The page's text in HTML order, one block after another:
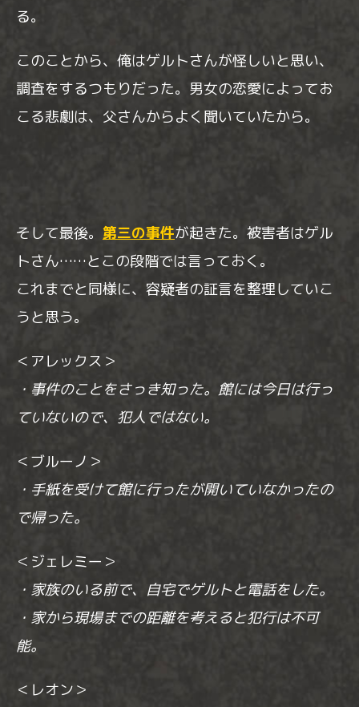
る。
このことから、俺はゲルトさんが怪しいと思い、
調査をするつもりだった。男女の恋愛によってお
こる悲劇は、父さんからよく聞いていたから。
そして最後。 第三の事件が起きた。被害者はゲル
トさん……とこの段階では言っておく。
これまでと同様に、容疑者の証言を整理していこ
うと思う。
＜アレックス＞
・事件のことをさっき知った。館には今日は行っ
ていないので、犯人ではない。
＜ブルーノ＞
・手紙を受けて館に行ったが開いていなかったの
で帰った。
＜ジェレミー＞
・家族のいる前で、自宅でゲルトと電話をした。
・家から現場までの距離を考えると犯行は不可
能。
＜レオン＞